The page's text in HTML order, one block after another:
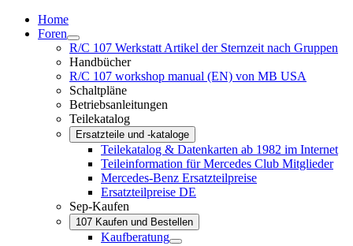
Home
Foren
R/C 107 Werkstatt Artikel der Sternzeit nach Gruppen
Handbücher
R/C 107 workshop manual (EN) von MB USA
Schaltpläne
Betriebsanleitungen
Teilekatalog
Ersatzteile und -kataloge
Teilekatalog & Datenkarten ab 1982 im Internet
Teileinformation für Mercedes Club Mitglieder
Mercedes-Benz Ersatzteilpreise
Ersatzteilpreise DE
Sep-Kaufen
107 Kaufen und Bestellen
Kaufberatung